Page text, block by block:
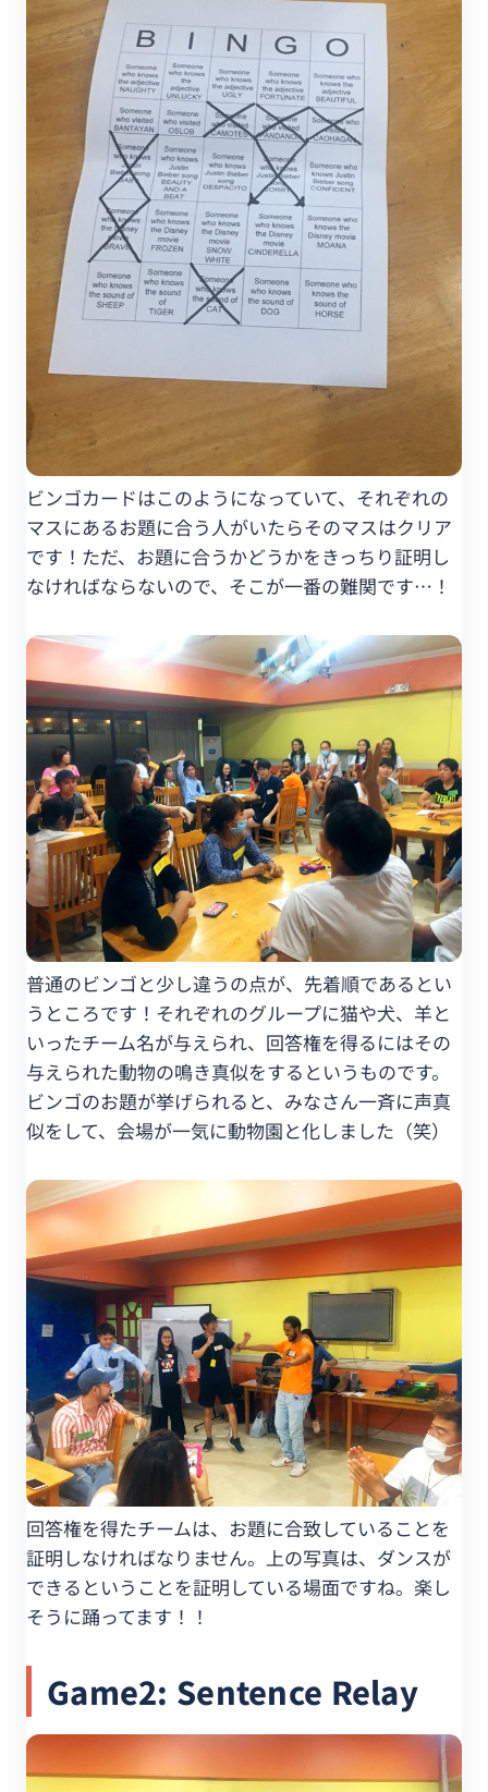
ビンゴカードはこのようになっていて、それぞれの
マスにあるお題に合う人がいたらそのマスはクリア
です！ただ、お題に合うかどうかをきっちり証明し
なければならないので、そこが一番の難関です…！
普通のビンゴと少し違うの点が、先着順であるとい
うところです！それぞれのグループに猫や犬、羊と
いったチーム名が与えられ、回答権を得るにはその
与えられた動物の鳴き真似をするというものです。
ビンゴのお題が挙げられると、みなさん一斉に声真
似をして、会場が一気に動物園と化しました（笑）
回答権を得たチームは、お題に合致していることを
証明しなければなりません。上の写真は、ダンスが
できるということを証明している場面ですね。楽し
そうに踊ってます！！
Game2: Sentence Relay